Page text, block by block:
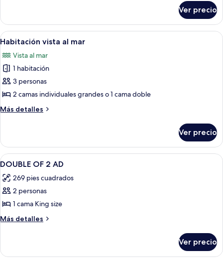
estándar
Ver precio
Abrir
todas
las
fotos
de
Habitación
vista
al
Habitación de hotel con cama,
3
Habitación vista al mar
Vista al mar
1 habitación
3 personas
2 camas individuales grandes o 1 cama doble
Más detalles
Más
vista
al
mar
Ver precio
Abrir
todas
las
fotos
de
DOUBLE
AD
Caja de seguridad en la habitación,
1
DOUBLE OF 2 AD
269 pies cuadrados
2 personas
1 cama King size
Más detalles
Más
OF
Ver precio